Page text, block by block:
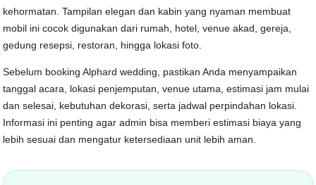
kehormatan. Tampilan elegan dan kabin yang nyaman membuat
mobil ini cocok digunakan dari rumah, hotel, venue akad, gereja,
gedung resepsi, restoran, hingga lokasi foto.
Sebelum booking Alphard wedding, pastikan Anda menyampaikan
tanggal acara, lokasi penjemputan, venue utama, estimasi jam mulai
dan selesai, kebutuhan dekorasi, serta jadwal perpindahan lokasi.
Informasi ini penting agar admin bisa memberi estimasi biaya yang
lebih sesuai dan mengatur ketersediaan unit lebih aman.